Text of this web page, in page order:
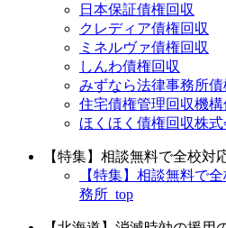
日本保証債権回収
クレディア債権回収
ミネルヴァ債権回収
しんわ債権回収
みずなら法律事務所債
住宅債権管理回収機構
ほくほく債権回収株式
【特集】相談無料で全校
【特集】相談無料で
務所_top